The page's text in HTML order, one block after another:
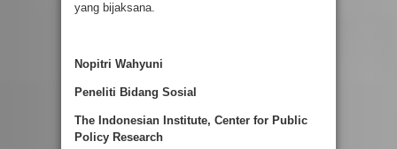
yang bijaksana.
Nopitri Wahyuni
Peneliti Bidang Sosial
The Indonesian Institute, Center for Public
Policy Research